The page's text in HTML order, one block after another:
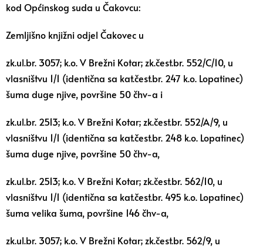
kod Općinskog suda u Čakovcu:
Zemljišno knjižni odjel Čakovec u
zk.ul.br. 3057; k.o. V Brežni Kotar; zk.čest.br. 552/C/10, u
vlasništvu 1/1 (identična sa kat.čest.br. 247 k.o. Lopatinec)
šuma duge njive, površine 50 čhv-a i
zk.ul.br. 2513; k.o. V Brežni Kotar; zk.čest.br. 552/A/9, u
vlasništvu 1/1 (identična sa kat.čest.br. 248 k.o. Lopatinec)
šuma duge njive, površine 50 čhv-a,
zk.ul.br. 2513; k.o. V Brežni Kotar; zk.čest.br. 562/10, u
vlasništvu 1/1 (identična sa kat.čest.br. 495 k.o. Lopatinec)
šuma velika šuma, površine 146 čhv-a,
zk.ul.br. 3057; k.o. V Brežni Kotar; zk.čest.br. 562/9, u